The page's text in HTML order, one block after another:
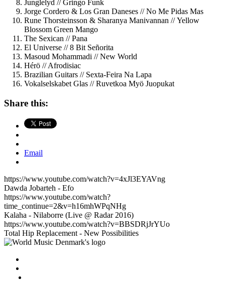
Junglelyd // Gringo Funk
Jorge Cordero & Los Gran Daneses // No Me Pidas Mas
Rune Thorsteinsson & Sharanya Manivannan // Yellow
Blossom Green Mango
The Sexican // Pana
El Universe // 8 Bit Señorita
Masoud Mohammadi // New World
Hérö // Afrodisiac
Brazilian Guitars // Sexta-Feira Na Lapa
Vokalselskabet Glas // Ruvetkoa Myö Juopukat
Share this:
Email
https://www.youtube.com/watch?v=4xJl3EYAVng
Dawda Jobarteh - Efo
https://www.youtube.com/watch?
time_continue=2&v=h16mhWPqNHg
Kalaha - Nilaborre (Live @ Radar 2016)
https://www.youtube.com/watch?v=BBSDRjJrYUo
Total Hip Replacement - New Possibilities